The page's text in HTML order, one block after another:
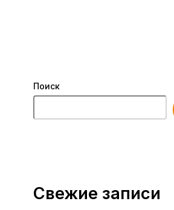
Поиск
Свежие записи